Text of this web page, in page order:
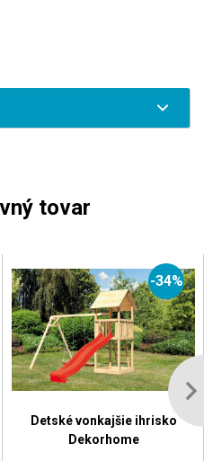
tovar
-34%
Detské vonkajšie ihrisko
Dekorhome